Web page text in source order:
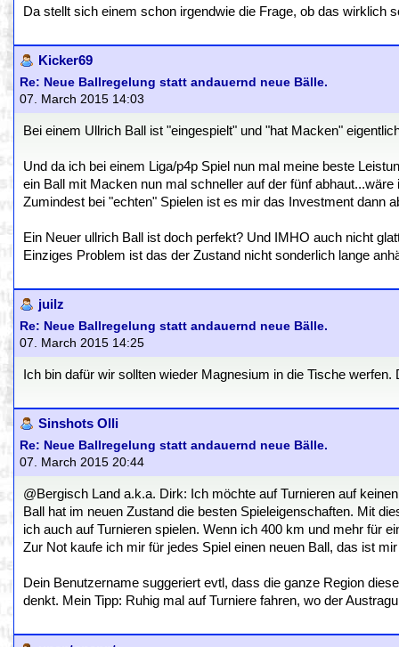
Da stellt sich einem schon irgendwie die Frage, ob das wirklich
Kicker69
Re: Neue Ballregelung statt andauernd neue Bälle.
07. March 2015 14:03
Bei einem Ullrich Ball ist "eingespielt" und "hat Macken"
Und da ich bei einem Liga/p4p Spiel nun mal meine beste
ein Ball mit Macken nun mal schneller auf der fünf
Zumindest bei "echten" Spielen ist es mir das Investment dann
Ein Neuer ullrich Ball ist doch perfekt? Und IMHO auch nicht
Einziges Problem ist das der Zustand nicht sonderlich lange
juilz
Re: Neue Ballregelung statt andauernd neue Bälle.
07. March 2015 14:25
Ich bin dafür wir sollten wieder Magnesium in die Tische
Sinshots Olli
Re: Neue Ballregelung statt andauernd neue Bälle.
07. March 2015 20:44
@Bergisch Land a.k.a. Dirk: Ich möchte auf Turnieren auf
Ball hat im neuen Zustand die besten Spieleigenschaften. Mit
ich auch auf Turnieren spielen. Wenn ich 400 km und mehr für
Zur Not kaufe ich mir für jedes Spiel einen neuen Ball, das ist
Dein Benutzername suggeriert evtl, dass die ganze Region
denkt. Mein Tipp: Ruhig mal auf Turniere fahren, wo der